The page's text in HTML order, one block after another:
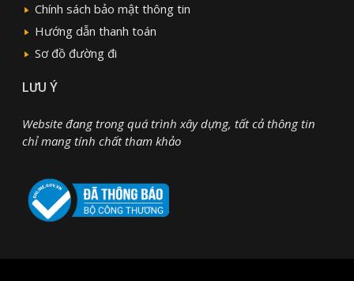
Chính sách bảo mật thông tin
Hướng dẫn thanh toán
Sơ đồ đường đi
LƯU Ý
Website đang trong quá trình xây dựng, tất cả thông tin
chỉ mang tính chất tham khảo